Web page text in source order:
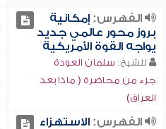
الفهرس:إمكانية
بروز محور عالمي جديد
يواجه القوة الأمريكية
للشيخ: سلمان العودة
جزء من محاضرة ( ماذا بعد
العراق)
الفهرس:الاستهزاء